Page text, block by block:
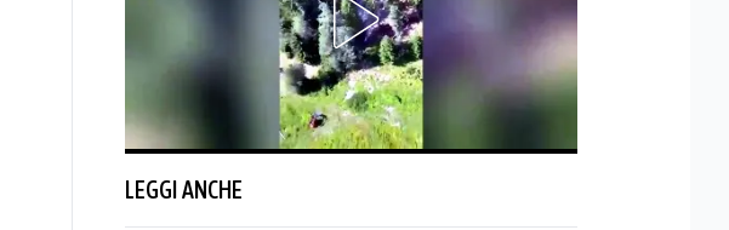
LEGGI ANCHE